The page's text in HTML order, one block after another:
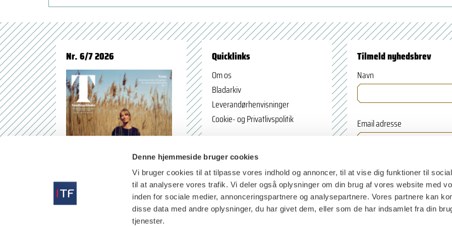
Denne hjemmeside bruger cookies
Vi bruger cookies til at tilpasse vores indhold og annoncer, til at vise dig funktioner til
til at analysere vores trafik. Vi deler også oplysninger om din brug af vores website med
inden for sociale medier, annonceringspartnere og analysepartnere. Vores partnere kan
disse data med andre oplysninger, du har givet dem, eller som de har indsamlet fra din
tjenester.
Nr. 6/7 2026 Quicklinks
Om os
Bladarkiv
Leverandørhenvisninger
Cookie- og Privatlivspolitik
Tilmeld nyhedsbrev
Navn
Email adresse